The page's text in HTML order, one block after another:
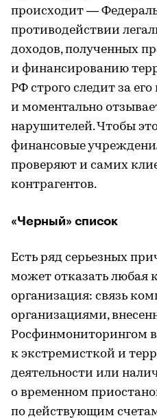
происходит —
противодействии
доходов, полученных
и финансированию
РФ строго следит за
и моментально
нарушителей. Чтобы
финансовые
проверяют и самих
контрагентов.
«Черный» список
Есть ряд серьезных
может отказать любая
организация: связь
организациями,
Росфинмониторингом
к экстремисткой и
деятельности или
о временном
по действующим